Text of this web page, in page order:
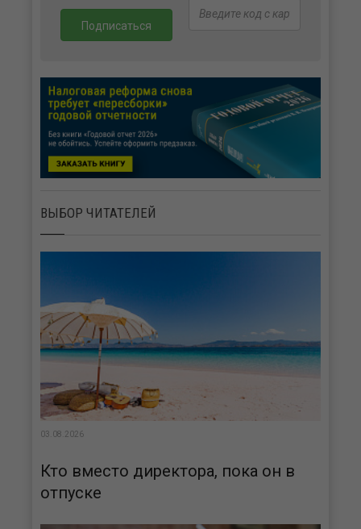
ВЫБОР ЧИТАТЕЛЕЙ
03.08.2026
Кто вместо директора, пока он в
отпуске